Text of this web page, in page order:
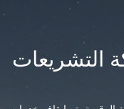
التشريعات